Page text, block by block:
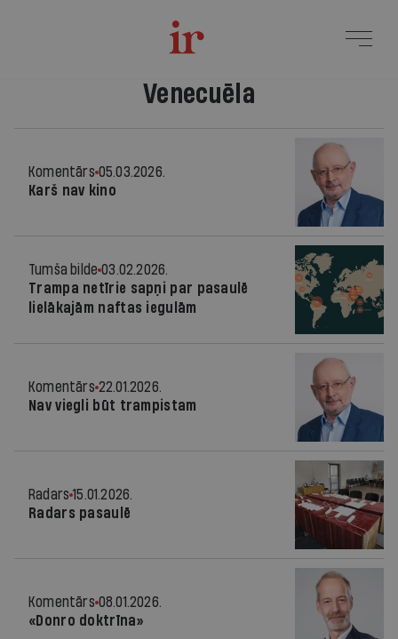
Venecuēla
Komentārs 05.03.2026.
Karš nav kino
Tumša bilde 03.02.2026.
Trampa netīrie sapņi par pasaulē
lielākajām naftas iegulām
Komentārs 22.01.2026.
Nav viegli būt trampistam
Radars 15.01.2026.
Radars pasaulē
Komentārs 08.01.2026.
«Donro doktrīna»